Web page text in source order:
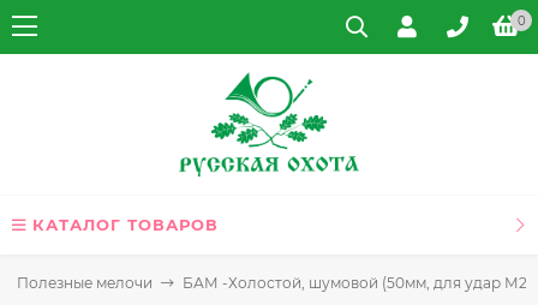
0
КАТАЛОГ ТОВАРОВ
Полезные мелочи БАМ -Холостой, шумовой (50мм, для удар М2)